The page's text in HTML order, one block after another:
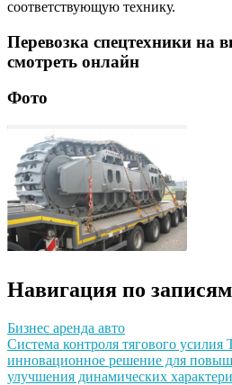
соответствующую технику.
Перевозка спецтехники на
смотреть онлайн
Фото
Навигация по записям
Бизнес аренда авто
Система контроля тягового
инновационное решение для
улучшения динамических